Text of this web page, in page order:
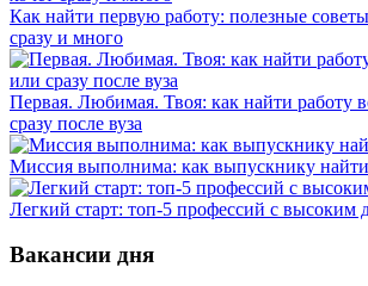
Как найти первую работу: полезные
сразу и много
Первая. Любимая. Твоя: как найти работу
сразу после вуза
Миссия выполнима: как выпускнику
Легкий старт: топ-5 профессий с высоким
Вакансии дня